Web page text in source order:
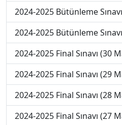
2024-2025 Bütünleme
2024-2025 Bütünleme
2024-2025 Final Sınavı (30
2024-2025 Final Sınavı (29
2024-2025 Final Sınavı (28
2024-2025 Final Sınavı (27